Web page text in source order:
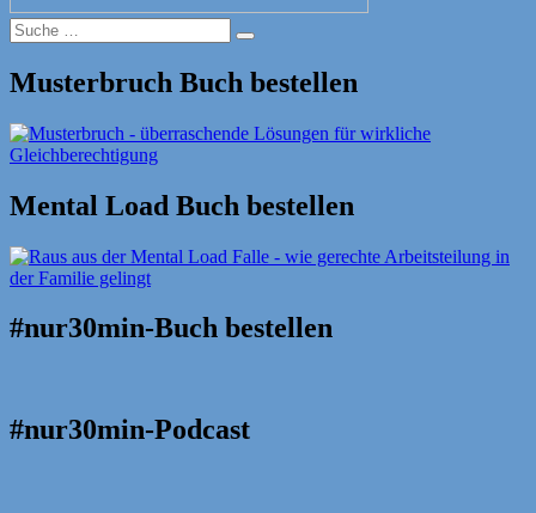
Suche
nach:
Suche
Musterbruch Buch bestellen
Mental Load Buch bestellen
#nur30min-Buch bestellen
#nur30min-Podcast